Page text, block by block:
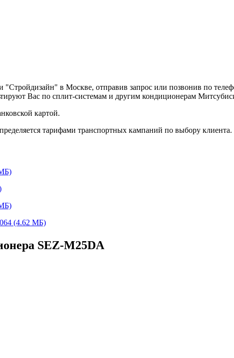
в Москве, отправив запрос или позвонив по
Вас по сплит-системам и другим кондиционерам
картой.
тарифами транспортных кампаний по выбору
(4.62 МБ)
SEZ-M25DA